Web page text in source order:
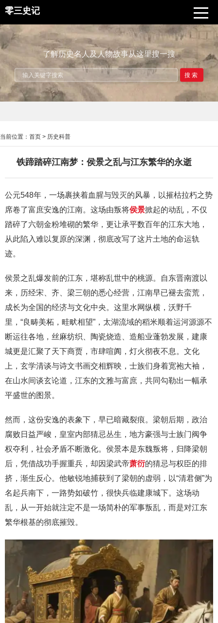
零三史记
了解历史名人及人物故事从这里搜一搜
搜索
当前位置： 首页 > 历史科普
铁蹄踏碎江南梦：侯景之乱与江东繁华的永逝
公元548年，一场裹挟着血腥与毁灭的风暴，以摧枯拉朽之势
席卷了富庶安逸的江南。这场由叛将侯景掀起的动乱，不仅
踏碎了六朝金粉堆砌的繁华，更让承平数百年的江东大地，
从此陷入难以复原的深渊，彻底改写了这片土地的命运轨
迹。
侯景之乱爆发前的江东，堪称乱世中的桃源。自东晋南渡以
来，历经宋、齐、梁三朝的悉心经营，江南早已褪去蛮荒，
成长为全国的经济与文化中央。这里水网纵横，沃野千
里，“良畴美柘，畦畎相望”，太湖流域的稻米顺着运河源源不
断运往各地，丝麻纺织、陶瓷烧造、造船业蓬勃发展，建康
城更是汇聚了天下商贾，市肆喧阗，灯火彻夜不息。文化
上，玄学清谈与诗文书画交相辉映，士族们身着宽袍大袖，
在山水间谈玄论道，江东的文雅与富庶，共同勾勒出一幅承
平盛世的图景。
然而，这份安逸的表象下，早已暗藏裂痕。梁朝后期，政治
腐败日益严峻，皇室内部猜忌丛生，地方豪强与士族门阀争
权夺利，社会矛盾不断激化。侯景本是东魏叛将，归降梁朝
后，凭借战功手握重兵，却因梁武帝萧衍的猜忌与权臣的排
挤，渐生反心。他敏锐地捕获到了梁朝的虚弱，以“清君侧”为
名起兵南下，一路势如破竹，很快兵临建康城下。这场动
乱，从一开始就注定不是一场简朴的军事叛乱，而是对江东
繁华根基的彻底摧毁。